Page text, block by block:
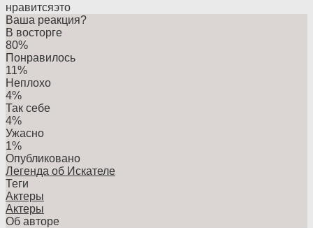
нравитсяэто
Ваша реакция?
В восторге
80%
Понравилось
11%
Неплохо
4%
Так себе
4%
Ужасно
1%
Опубликовано
Легенда об Искателе
Теги
Актеры
Актеры
Об авторе